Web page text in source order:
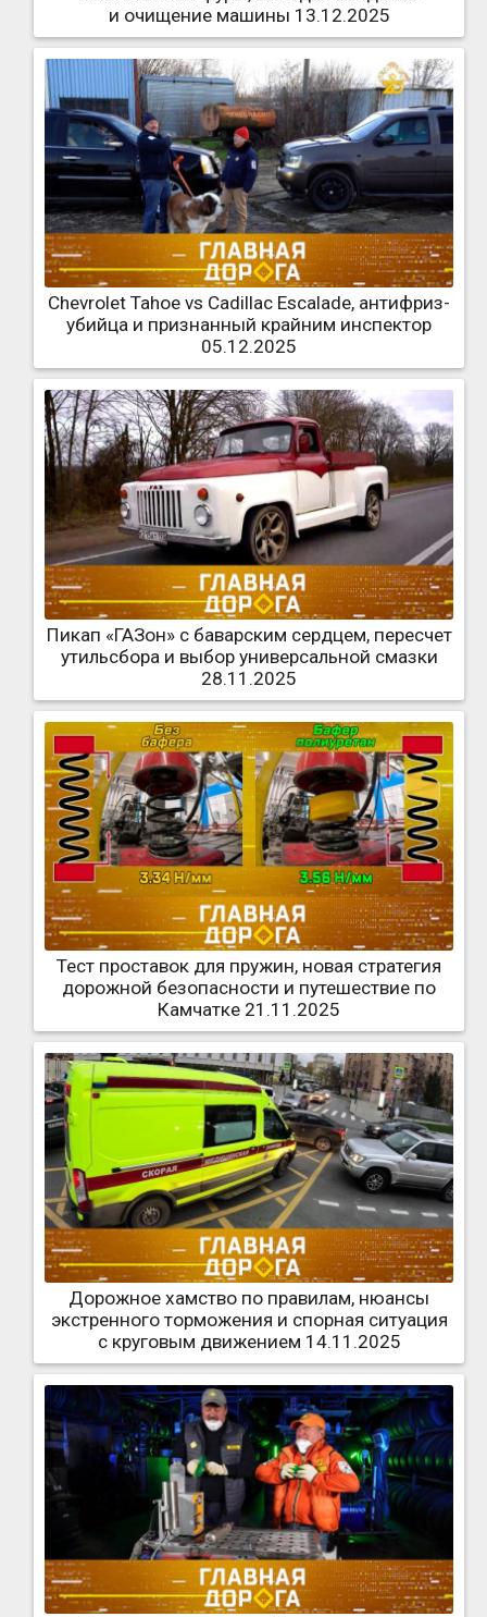
и очищение машины 13.12.2025
Chevrolet Tahoe vs Cadillac Escalade, антифриз-
убийца и признанный крайним инспектор
05.12.2025
Пикап «ГАЗон» с баварским сердцем, пересчет
утильсбора и выбор универсальной смазки
28.11.2025
Тест проставок для пружин, новая стратегия
дорожной безопасности и путешествие по
Камчатке 21.11.2025
Дорожное хамство по правилам, нюансы
экстренного торможения и спорная ситуация
с круговым движением 14.11.2025